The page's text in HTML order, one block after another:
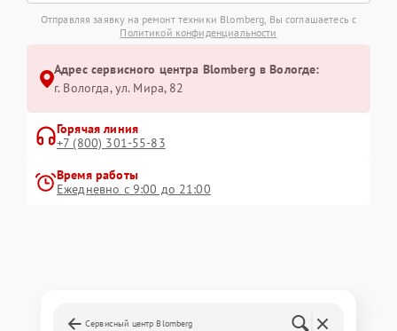
Отправляя заявку на ремонт техники Blomberg, Вы соглашаетесь с
Политикой конфиденциальности
Адрес сервисного центра Blomberg в Вологде:
г. Вологда, ул. Мира, 82
Горячая линия
+7 (800) 301-55-83
Время работы
Ежедневно с 9:00 до 21:00
Сервисный центр Blomberg